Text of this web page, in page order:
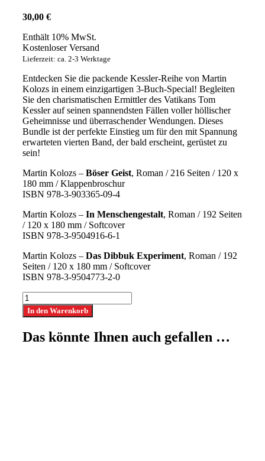
30,00 €
Enthält 10% MwSt.
Kostenloser Versand
Lieferzeit: ca. 2-3 Werktage
Entdecken Sie die packende Kessler-Reihe von Martin
Kolozs in einem einzigartigen 3-Buch-Special! Begleiten
Sie den charismatischen Ermittler des Vatikans Tom
Kessler auf seinen spannendsten Fällen voller höllischer
Geheimnisse und überraschender Wendungen. Dieses
Bundle ist der perfekte Einstieg um für den mit Spannung
erwarteten vierten Band, der bald erscheint, gerüstet zu
sein!
Martin Kolozs – Böser Geist, Roman / 216 Seiten / 120 x
180 mm / Klappenbroschur
ISBN 978-3-903365-09-4
Martin Kolozs – In Menschengestalt, Roman / 192 Seiten
/ 120 x 180 mm / Softcover
ISBN 978-3-9504916-6-1
Martin Kolozs – Das Dibbuk Experiment, Roman / 192
Seiten / 120 x 180 mm / Softcover
ISBN 978-3-9504773-2-0
Kessler
Bundle
Menge
In den Warenkorb
Das könnte Ihnen auch gefallen …